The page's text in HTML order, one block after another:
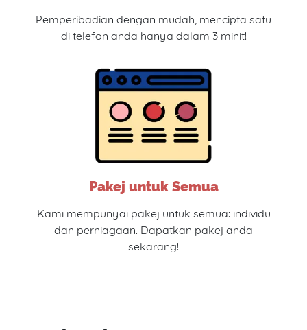
Pemperibadian dengan mudah, mencipta satu
di telefon anda hanya dalam 3 minit!
Pakej untuk Semua
Kami mempunyai pakej untuk semua: individu
dan perniagaan. Dapatkan pakej anda
sekarang!